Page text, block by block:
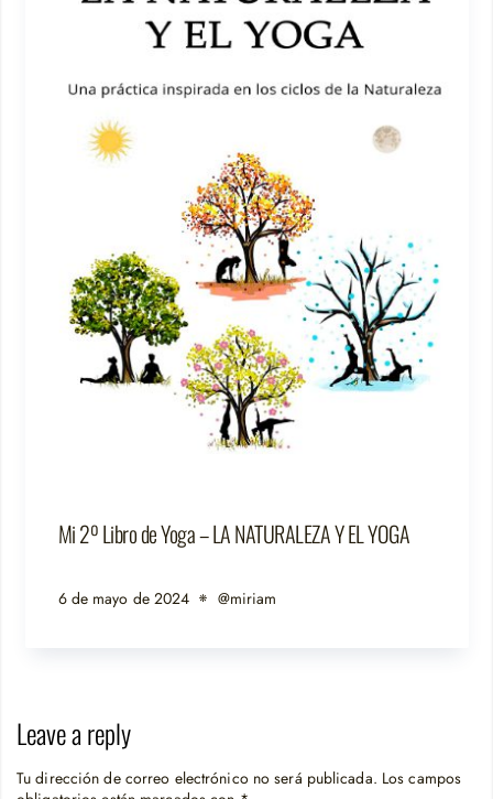
Mi 2º Libro de Yoga – LA NATURALEZA Y EL YOGA
6 de mayo de 2024 @miriam
Leave a reply
Tu dirección de correo electrónico no será publicada. Los campos